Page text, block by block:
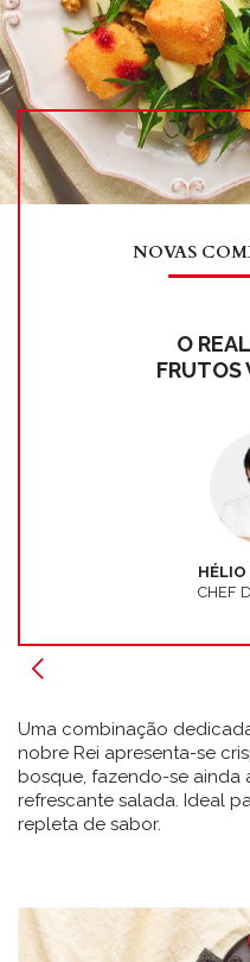
NOVAS
HÉLIO
CHEF
O
FRUTOS
Uma combinação
nobre Rei apresenta-se
bosque, fazendo-se ainda
refrescante salada. Ideal
repleta de sabor.